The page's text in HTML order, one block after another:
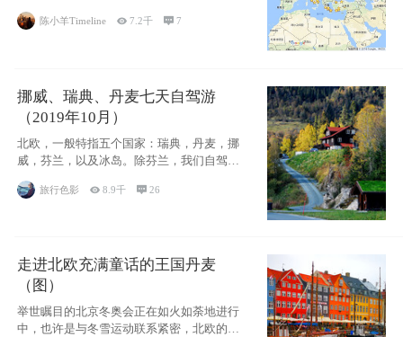
馆
陈小羊Timeline 7.2千 7
挪威、瑞典、丹麦七天自驾游
（2019年10月）
北欧，一般特指五个国家：瑞典，丹麦，挪
威，芬兰，以及冰岛。除芬兰，我们自驾游
旅行色影 8.9千 26
走进北欧充满童话的王国丹麦
（图）
举世瞩目的北京冬奥会正在如火如荼地进行
中，也许是与冬雪运动联系紧密，北欧的一